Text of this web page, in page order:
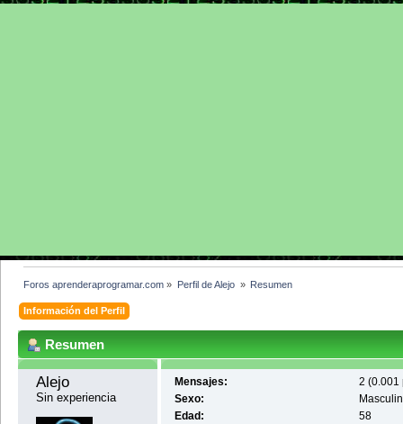
Foros aprenderaprogramar.com » Perfil de Alejo » Resumen
Información del Perfil
Resumen
Alejo
Sin experiencia
Mensajes:
2 (0.001
Sexo:
Edad:
58